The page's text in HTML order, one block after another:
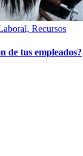
Recursos
de tus empleados?